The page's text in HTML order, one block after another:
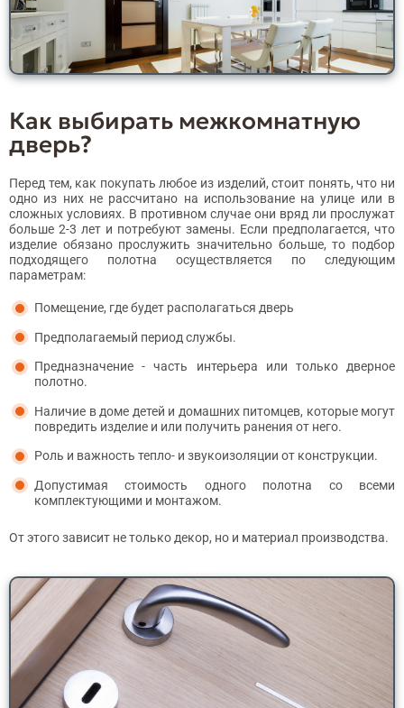
Как выбирать межкомнатную
дверь?
Перед тем, как покупать любое из изделий, стоит понять, что ни
одно из них не рассчитано на использование на улице или в
сложных условиях. В противном случае они вряд ли прослужат
больше 2-3 лет и потребуют замены. Если предполагается, что
изделие обязано прослужить значительно больше, то подбор
подходящего полотна осуществляется по следующим
параметрам:
Помещение, где будет располагаться дверь
Предполагаемый период службы.
Предназначение - часть интерьера или только дверное
полотно.
Наличие в доме детей и домашних питомцев, которые могут
повредить изделие и или получить ранения от него.
Роль и важность тепло- и звукоизоляции от конструкции.
Допустимая стоимость одного полотна со всеми
комплектующими и монтажом.
От этого зависит не только декор, но и материал производства.